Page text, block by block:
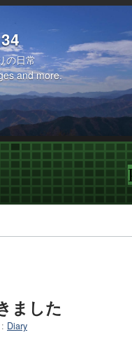
の日常
and more.
ました
Diary